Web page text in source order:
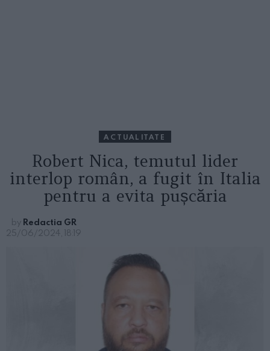
ACTUALITATE
Robert Nica, temutul lider
interlop român, a fugit în Italia
pentru a evita pușcăria
by Redactia GR
25/06/2024, 18:19